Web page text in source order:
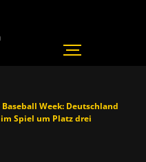
Baseball Week: Deutschland
Spiel um Platz drei